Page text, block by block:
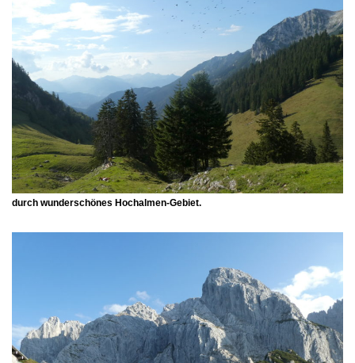
durch wunderschönes Hochalmen-Gebiet.